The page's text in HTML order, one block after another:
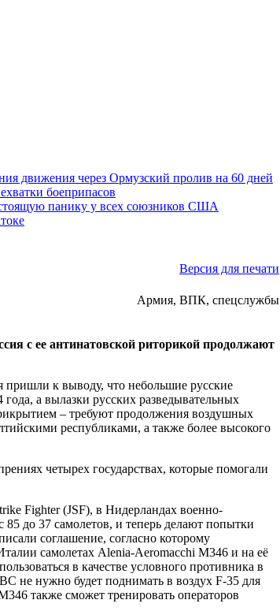
движения через Ормузский пролив на 60 дней
боеприпасов
панику у всех союзников США
Версия для печати
Армия, ВПК, спецслужбы
с ее антинатовской риторикой продолжают
к выводу, что небольшие русские
а вылазки русских разведывательных
– требуют продолжения воздушных
республиками, а также более высокого
четырех государствах, которые помогали
Fighter (JSF), в Нидерландах военно-
до 37 самолетов, и теперь делают попытки
соглашение, согласно которому
самолетах Alenia-Aeromacchi M346 и на её
в качестве условного противника в
не нужно будет поднимать в воздух F-35 для
также сможет тренировать операторов